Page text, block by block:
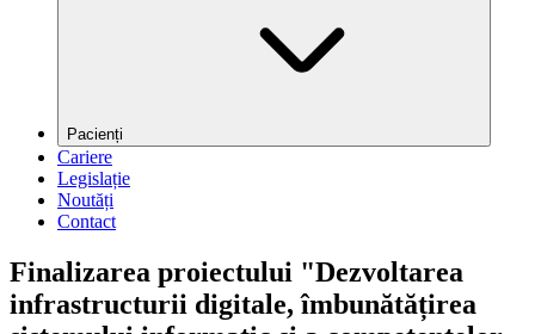
Pacienți
Cariere
Legislație
Noutăți
Contact
Finalizarea proiectului "Dezvoltarea
infrastructurii digitale, îmbunătățirea